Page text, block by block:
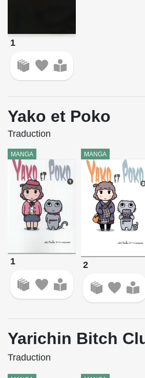
1
Yako et Poko
Traduction
MANGA
1
MANGA
2
Yarichin Bitch
Traduction